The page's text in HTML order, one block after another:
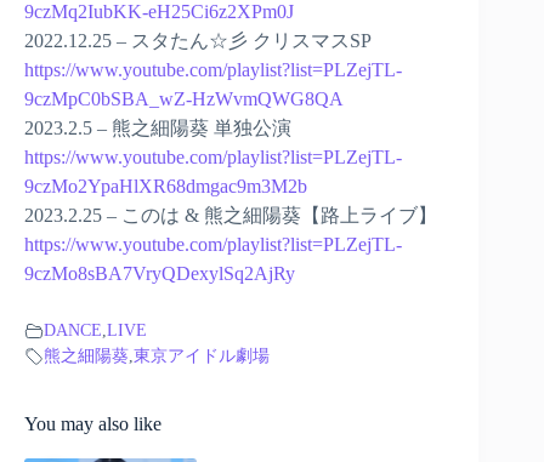
9czMq2IubKK-eH25Ci6z2XPm0J
2022.12.25 – スタたん☆彡 クリスマスSP
https://www.youtube.com/playlist?list=PLZejTL-
9czMpC0bSBA_wZ-HzWvmQWG8QA
2023.2.5 – 熊之細陽葵 単独公演
https://www.youtube.com/playlist?list=PLZejTL-
9czMo2YpaHlXR68dmgac9m3M2b
2023.2.25 – このは & 熊之細陽葵【路上ライブ】
https://www.youtube.com/playlist?list=PLZejTL-
9czMo8sBA7VryQDexylSq2AjRy
DANCE LIVE
熊之細陽葵 東京アイドル劇場
You may also like